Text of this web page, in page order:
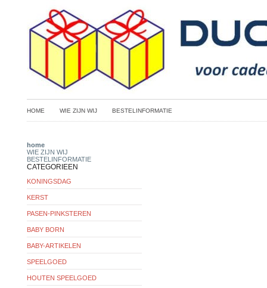
HOME WIE ZIJN WIJ BESTELINFORMATIE
home
WIE ZIJN WIJ
BESTELINFORMATIE
CATEGORIEEN
KONINGSDAG
KERST
PASEN-PINKSTEREN
BABY BORN
BABY-ARTIKELEN
SPEELGOED
HOUTEN SPEELGOED